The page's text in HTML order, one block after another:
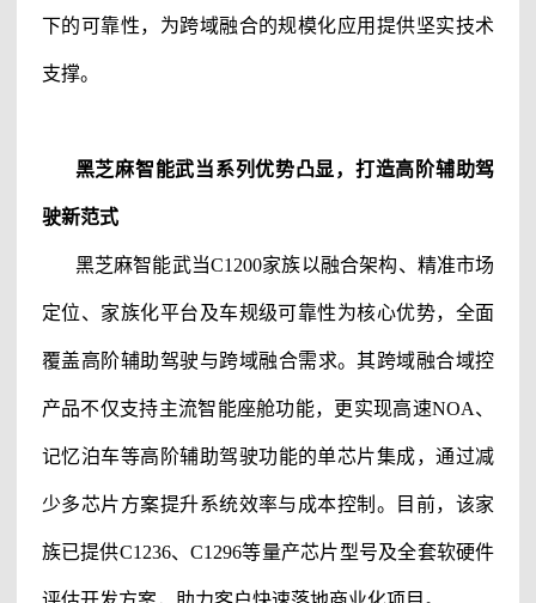
下的可靠性，为跨域融合的规模化应用提供坚实技术
支撑。
黑芝麻智能武当系列优势凸显，打造高阶辅助驾
驶新范式
黑芝麻智能武当C1200家族以融合架构、精准市场
定位、家族化平台及车规级可靠性为核心优势，全面
覆盖高阶辅助驾驶与跨域融合需求。其跨域融合域控
产品不仅支持主流智能座舱功能，更实现高速NOA、
记忆泊车等高阶辅助驾驶功能的单芯片集成，通过减
少多芯片方案提升系统效率与成本控制。目前，该家
族已提供C1236、C1296等量产芯片型号及全套软硬件